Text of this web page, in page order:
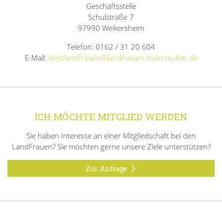
Geschäftsstelle
Schulstraße 7
97990 Weikersheim
Telefon: 0162 / 31 20 604
E-Mail: kreislandfrauen@landfrauen-main-tauber.de
ICH MÖCHTE MITGLIED WERDEN
Sie haben Interesse an einer Mitgliedschaft bei den
LandFrauen? Sie möchten gerne unsere Ziele unterstützen?
Zur Anfrage